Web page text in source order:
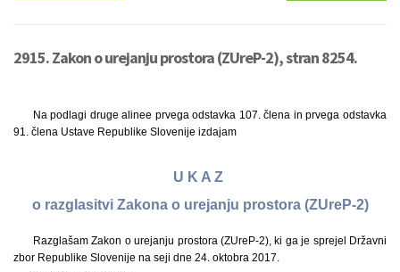
2915. Zakon o urejanju prostora (ZUreP-2), stran 8254.
Na podlagi druge alinee prvega odstavka 107. člena in prvega odstavka
91. člena Ustave Republike Slovenije izdajam
U K A Z
o razglasitvi Zakona o urejanju prostora (ZUreP-2)
Razglašam Zakon o urejanju prostora (ZUreP-2), ki ga je sprejel Državni
zbor Republike Slovenije na seji dne 24. oktobra 2017.